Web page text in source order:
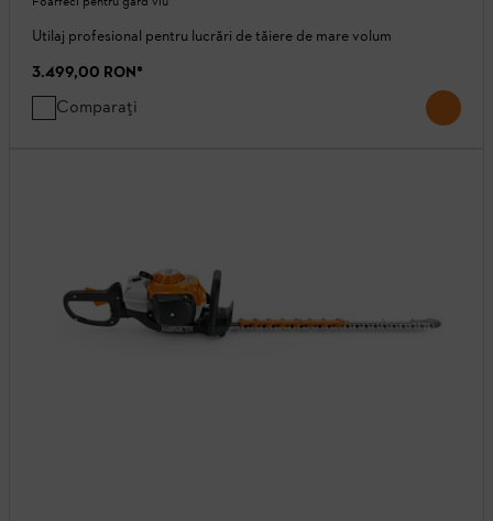
Utilaj profesional pentru lucrări de tăiere de mare volum
3.499,00 RON*
Comparați